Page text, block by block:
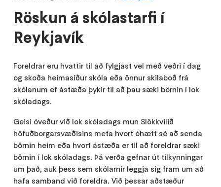
Röskun á skólastarfi í
Reykjavík
Foreldrar eru hvattir til að fylgjast vel með veðri í dag
og skoða heimasíður skóla eða önnur skilaboð frá
skólanum ef ástæða þykir til að þau sæki börnin í lok
skóladags.
Geisi óveður við lok skóladags mun Slökkvilið
höfuðborgarsvæðisins meta hvort óhætt sé að senda
börnin heim eða hvort ástæða er til að foreldrar sæki
börnin í lok skóladags. Þá verða gefnar út tilkynningar
um það, auk þess sem skólarnir leggja sig fram um að
hafa samband við foreldra. Við þessar aðstæður